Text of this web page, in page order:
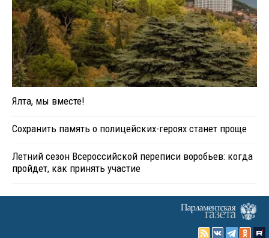
Ялта, мы вместе!
Сохранить память о полицейских-героях станет проще
Летний сезон Всероссийской переписи воробьев: когда
пройдет, как принять участие